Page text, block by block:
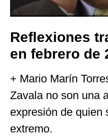
Reflexiones
en febrero de
+ Mario Marín
Zavala no son una
expresión de quien
extremo.